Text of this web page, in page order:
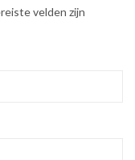
velden zijn